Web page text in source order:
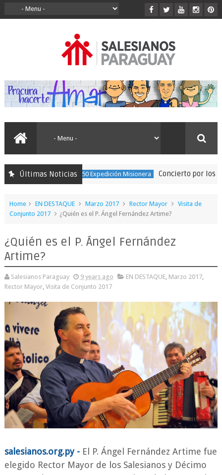
Últimas Noticias150 Expedición Misionera Concierto por los 150
Home EN DESTAQUE Marzo 2017 Rector Mayor
Visita de
Conjunto 2017
¿Quién es el P. Ángel Fernández Artime?
¿Quién es el P. Ángel Fernández
Artime?
Salesianos Paraguay 9 years ago EN DESTAQUE, Marzo 2017,
Rector Mayor, Visita de Conjunto 2017
salesianos.org.py -El P. Ángel Fernández Artime fue
elegido Rector Mayor de los Salesianos y Décimo